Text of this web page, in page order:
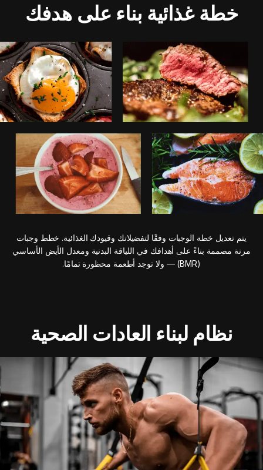
خطة غذائية بناء على هدفك
يتم تعديل خطة الوجبات وفقًا لتفضيلاتك وقيودك الغذائية. خطط وجبات
مرنة مصممة بناءً على أهدافك في اللياقة البدنية ومعدل الأيض الأساسي
(BMR) — ولا توجد أطعمة محظورة تمامًا.
نظام لبناء العادات الصحية